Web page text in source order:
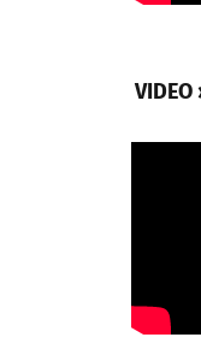
VIDEO